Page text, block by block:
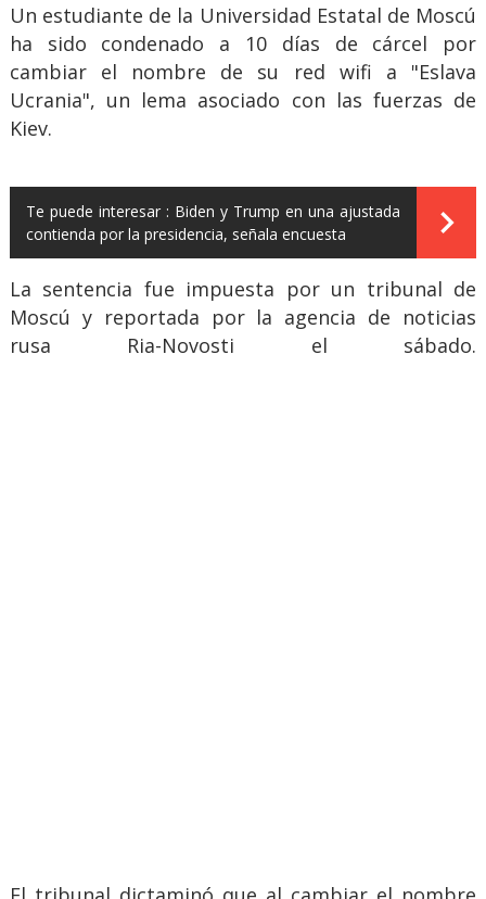
Un estudiante de la Universidad Estatal de Moscú
ha sido condenado a 10 días de cárcel por
cambiar el nombre de su red wifi a "Eslava
Ucrania", un lema asociado con las fuerzas de
Kiev.
Te puede interesar : Biden y Trump en una ajustada
contienda por la presidencia, señala encuesta
La sentencia fue impuesta por un tribunal de
Moscú y reportada por la agencia de noticias
rusa Ria-Novosti el sábado.